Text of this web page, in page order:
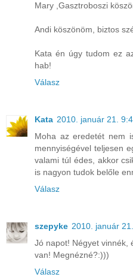
Mary ,Gasztroboszi
Andi köszönöm, biztos
Kata én úgy tudom ez
hab!
Válasz
Kata 2010. január 21.
Moha az eredetét nem
mennyiségével teljesen
valami túl édes, akkor
is nagyon tudok belőle
Válasz
szepyke 2010. január
Jó napot! Négyet vinnék,
van! Megnézné?:)))
Válasz